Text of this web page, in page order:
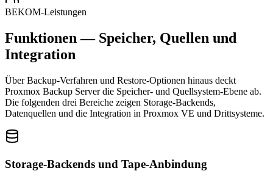
BEKOM-Leistungen
Funktionen — Speicher, Quellen und
Integration
Über Backup-Verfahren und Restore-Optionen hinaus deckt
Proxmox Backup Server die Speicher- und Quellsystem-Ebene ab.
Die folgenden drei Bereiche zeigen Storage-Backends,
Datenquellen und die Integration in Proxmox VE und Drittsysteme.
Storage-Backends und Tape-Anbindung